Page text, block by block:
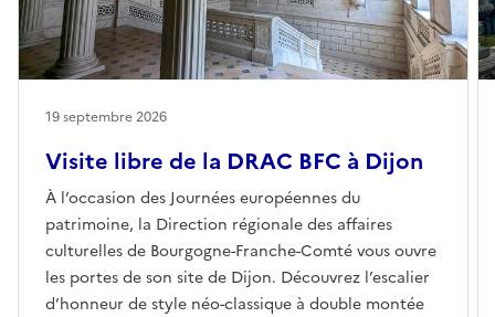
Visite libre de la DRAC BFC à Dijon
À l’occasion des Journées européennes du
patrimoine, la Direction régionale des affaires
culturelles de Bourgogne-Franche-Comté vous ouvre
les portes de son site de Dijon. Découvrez l’escalier
d’honneur de style néo-classique à double montée
19 septembre 2026